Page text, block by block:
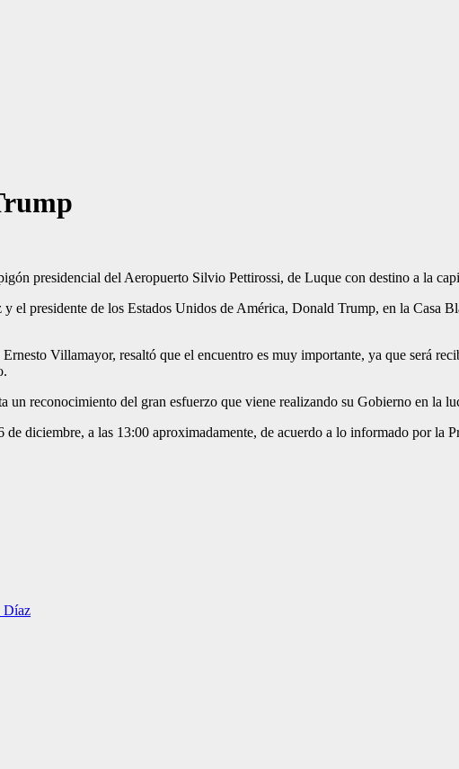
pre­sidencial del Aeropuerto Silvio Pettirossi, de Luque con destino a la
presiden­te de los Estados Unidos de América, Donald Trump, en la Casa
Vi­llamayor, resaltó que el en­cuentro es muy importante, ya que será
un recono­cimiento del gran esfuerzo que viene realizando su Go­bierno en la
diciembre, a las 13:00 aproximadamente, de acuerdo a lo informado por la
Díaz